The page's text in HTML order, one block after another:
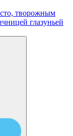
творожным
глазуньей